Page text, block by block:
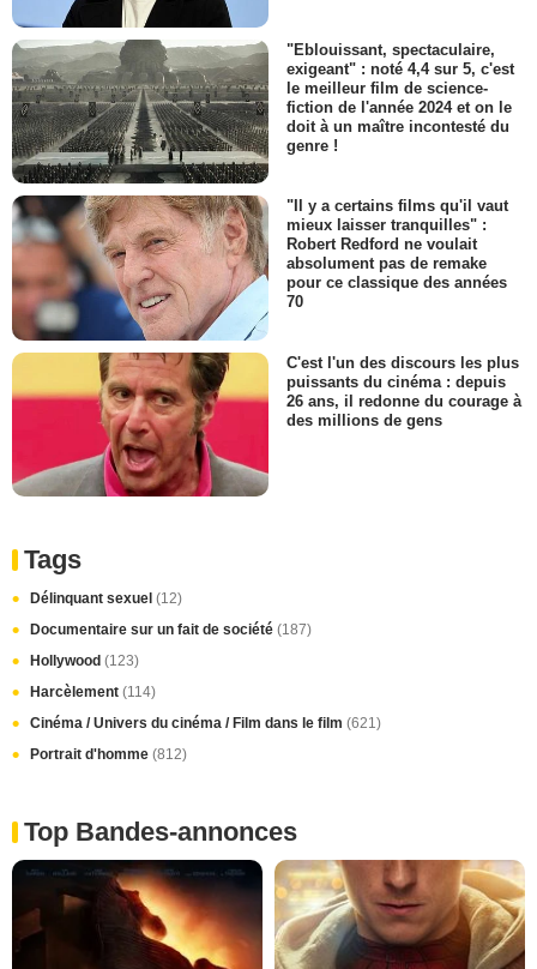
"Eblouissant, spectaculaire,
exigeant" : noté 4,4 sur 5, c'est
le meilleur film de science-
fiction de l'année 2024 et on le
doit à un maître incontesté du
genre !
"Il y a certains films qu'il vaut
mieux laisser tranquilles" :
Robert Redford ne voulait
absolument pas de remake
pour ce classique des années
70
C'est l'un des discours les plus
puissants du cinéma : depuis
26 ans, il redonne du courage à
des millions de gens
Tags
Délinquant sexuel (12)
Documentaire sur un fait de société (187)
Hollywood (123)
Harcèlement (114)
Cinéma / Univers du cinéma / Film dans le film (621)
Portrait d'homme (812)
Top Bandes-annonces